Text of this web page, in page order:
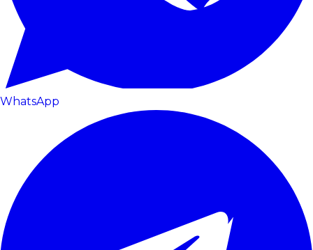
WhatsApp